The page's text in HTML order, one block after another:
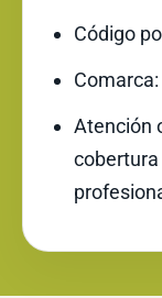
Código
Atención